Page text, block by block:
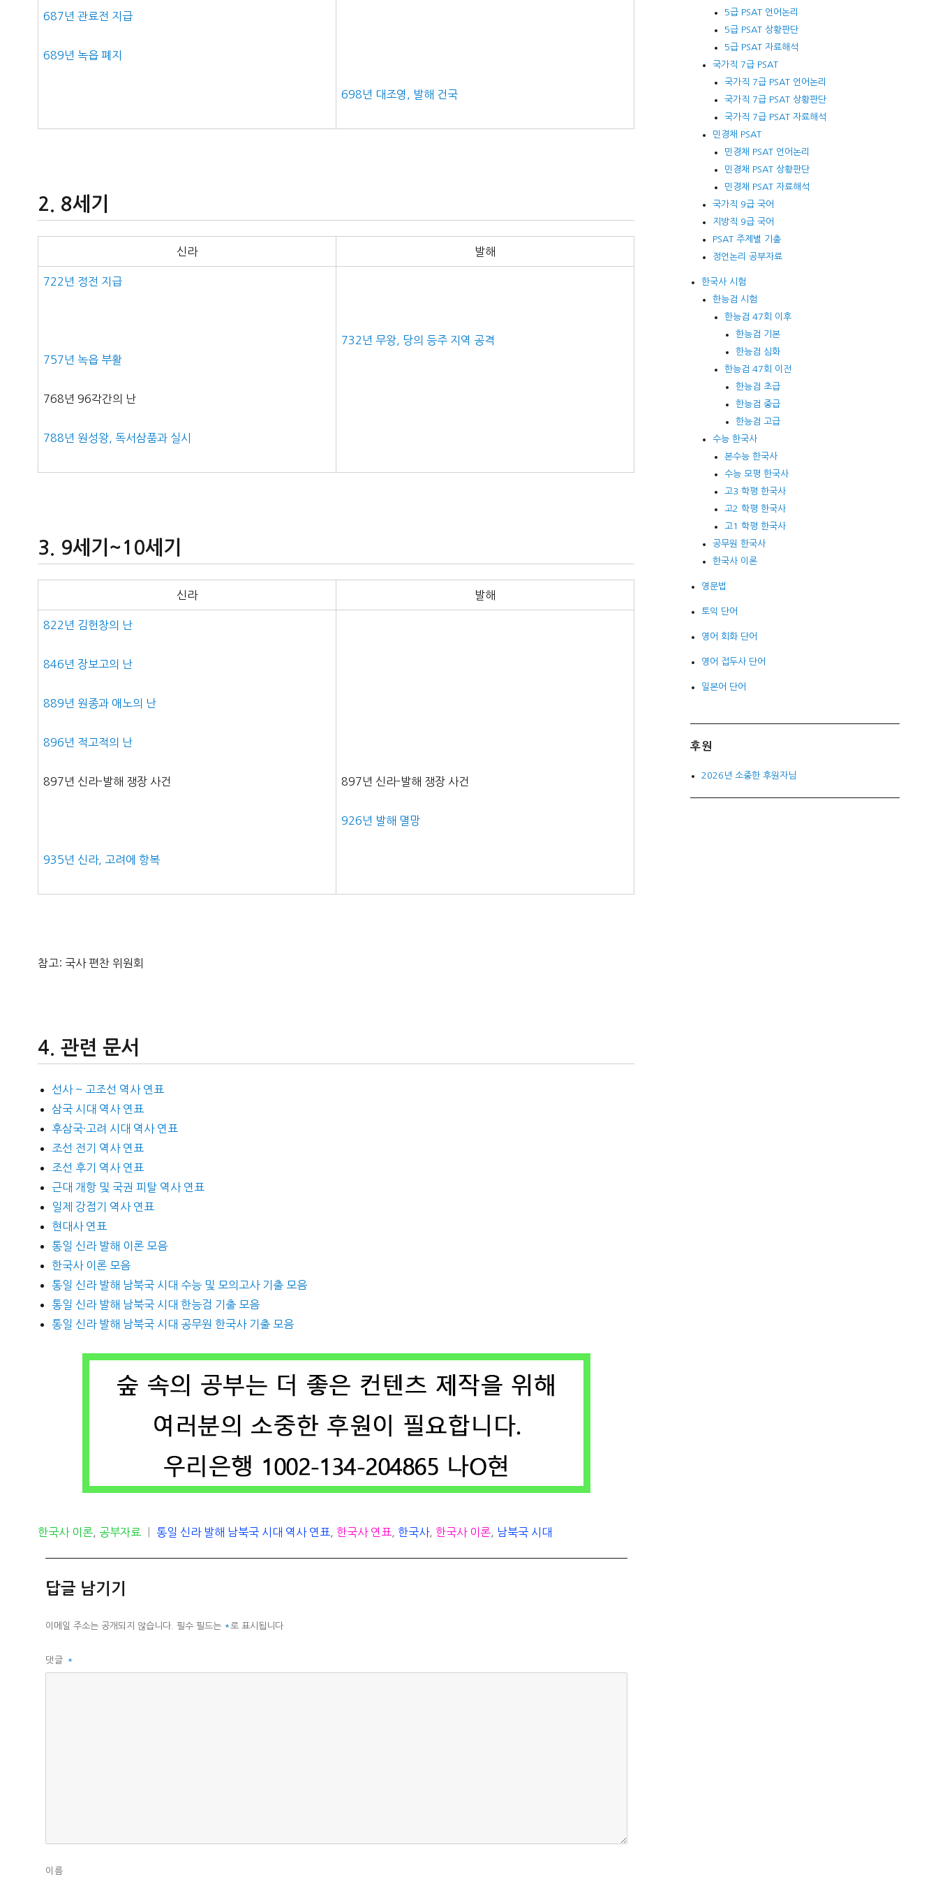
687년 관료전 지급
689년 녹읍 폐지
698년 대조영, 발해 건국
8세기
신라 발해
722년 정전 지급
757년 녹읍 부활
768년 96각간의 난
788년 원성왕, 독서삼품과 실시
732년 무왕, 당의 등주 지역 공격
9세기~10세기
신라 발해
822년 김헌창의 난
846년 장보고의 난
889년 원종과 애노의 난
896년 적고적의 난
897년 신라-발해 쟁장 사건
935년 신라, 고려에 항복
897년 신라-발해 쟁장 사건
926년 발해 멸망
참고: 국사 편찬 위원회
관련 문서
선사 ~ 고조선 역사 연표
삼국 시대 역사 연표
후삼국·고려 시대 역사 연표
조선 전기 역사 연표
조선 후기 역사 연표
근대 개항 및 국권 피탈 역사 연표
일제 강점기 역사 연표
현대사 연표
통일 신라 발해 이론 모음
한국사 이론 모음
통일 신라 발해 남북국 시대 수능 및 모의고사 기출 모음
통일 신라 발해 남북국 시대 한능검 기출 모음
통일 신라 발해 남북국 시대 공무원 한국사 기출 모음
카
리
한국사 이론 공부자료
태
통일 신라 발해 남북국 시대 역사 연표 한국사 연표 한국사, 한국사 이론, 남북국 시대
답글 남기기
이메일 주소는 공개되지 않습니다. 필수 필드는 *로 표시됩니다
댓글 *
이름
5급 PSAT 언어논리
5급 PSAT 상황판단
5급 PSAT 자료해석
국가직 7급 PSAT
국가직 7급 PSAT 언어논리
국가직 7급 PSAT 상황판단
국가직 7급 PSAT 자료해석
민경채 PSAT
민경채 PSAT 언어논리
민경채 PSAT 상황판단
민경채 PSAT 자료해석
국가직 9급 국어
지방직 9급 국어
PSAT 주제별 기출
정언논리 공부자료
한국사 시험
한능검 시험
한능검 47회 이후
한능검 기본
한능검 심화
한능검 47회 이전
한능검 초급
한능검 중급
한능검 고급
수능 한국사
본수능 한국사
수능 모평 한국사
고3 학평 한국사
고2 학평 한국사
고1 학평 한국사
공무원 한국사
한국사 이론
영문법
토익 단어
영어 회화 단어
영어 접두사 단어
일본어 단어
후원
2026년 소중한 후원자님